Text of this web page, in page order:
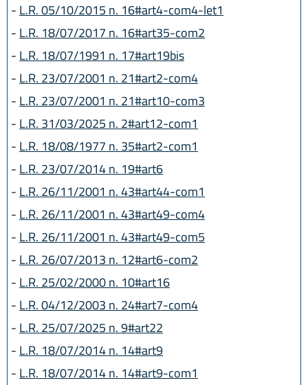
- L.R. 05/10/2015 n. 16#art4-com4-let1
- L.R. 18/07/2017 n. 16#art35-com2
- L.R. 18/07/1991 n. 17#art19bis
- L.R. 23/07/2001 n. 21#art2-com4
- L.R. 23/07/2001 n. 21#art10-com3
- L.R. 31/03/2025 n. 2#art12-com1
- L.R. 18/08/1977 n. 35#art2-com1
- L.R. 23/07/2014 n. 19#art6
- L.R. 26/11/2001 n. 43#art44-com1
- L.R. 26/11/2001 n. 43#art49-com4
- L.R. 26/11/2001 n. 43#art49-com5
- L.R. 26/07/2013 n. 12#art6-com2
- L.R. 25/02/2000 n. 10#art16
- L.R. 04/12/2003 n. 24#art7-com4
- L.R. 25/07/2025 n. 9#art22
- L.R. 18/07/2014 n. 14#art9
- L.R. 18/07/2014 n. 14#art9-com1